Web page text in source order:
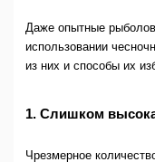
Даже опытные
использовании
из них и способы их
1. Слишком
Чрезмерное